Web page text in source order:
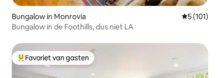
Bungalow in Monrovia
5 (101)
Bungalow in de Foothills, dus niet LA
Topfavoriet van gasten
Favoriet van gasten